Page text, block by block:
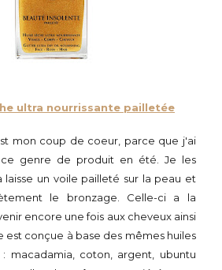
ultra nourrissante pailletée
mon coup de coeur, parce que j'ai
ce genre de produit en été. Je les
un voile pailleté sur la peau et
le bronzage. Celle-ci a la
encore une fois aux cheveux ainsi
est conçue à base des mêmes huiles
macadamia, coton, argent, ubuntu